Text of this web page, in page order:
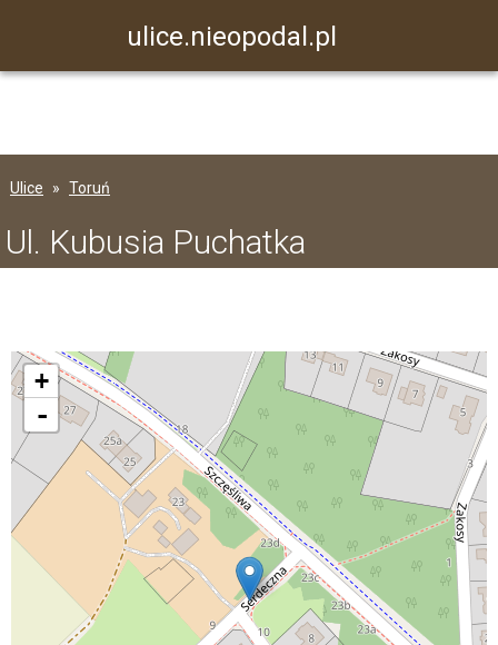
ulice.nieopodal.pl
Ulice Toruń
Ul. Kubusia Puchatka
+
-